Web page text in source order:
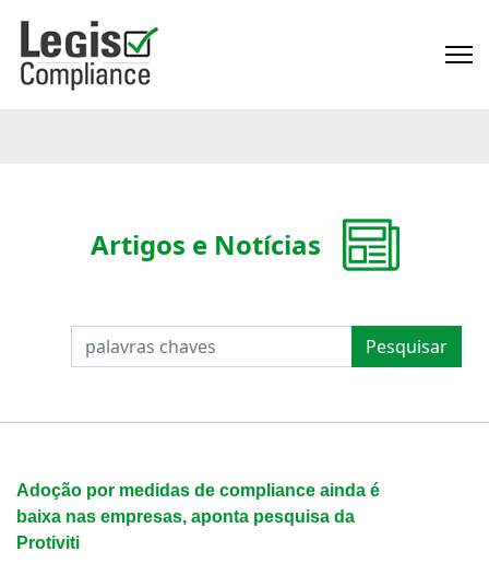
PESQUISAR Pesquisar
Artigos e Notícias
Adoção por medidas de compliance ainda é
baixa nas empresas, aponta pesquisa da
Protiviti